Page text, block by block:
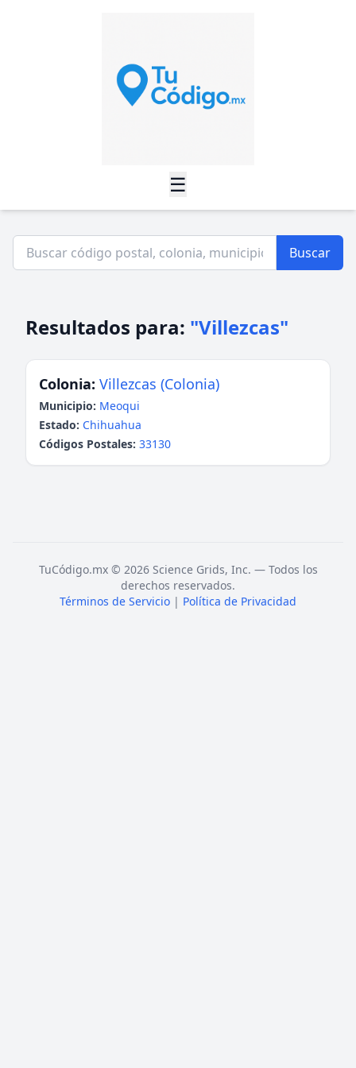
☰
Buscar
Resultados para: "Villezcas"
Colonia: Villezcas (Colonia)
Municipio: Meoqui
Estado: Chihuahua
Códigos Postales: 33130
TuCódigo.mx © 2026 Science Grids, Inc. — Todos los
derechos reservados.
Términos de Servicio | Política de Privacidad